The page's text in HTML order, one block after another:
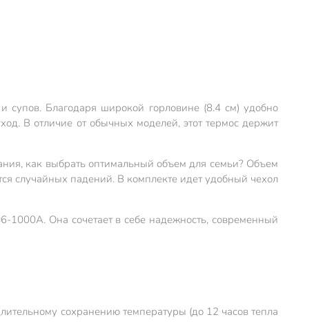
Благодаря широкой горловине (8.4 см) удобно
В отличие от обычных моделей, этот термос держит
как выбрать оптимальный объем для семьи? Объем
случайных падений. В комплекте идет удобный чехол
1000А. Она сочетает в себе надежность, современный
сохранению температуры (до 12 часов тепла